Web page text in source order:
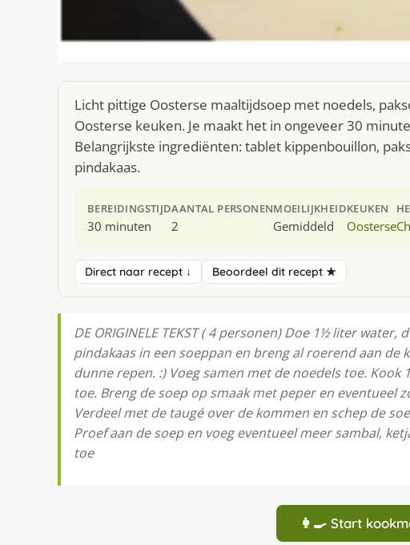
Licht pittige Oosterse maaltijdsoep met noedels,
Oosterse keuken. Je maakt het in ongeveer 30
Belangrijkste ingrediënten: tablet kippenbouillon,
pindakaas.
BEREIDINGSTIJD
30 minuten
AANTAL PERSONEN
2
MOEILIJKHEID
Gemiddeld
KEUKEN
Oosterse
Direct naar recept ↓ Beoordeel dit recept ★
DE ORIGINELE TEKST ( 4 personen) Doe 1½ liter
pindakaas in een soeppan en breng al roerend aan de
dunne repen. :) Voeg samen met de noedels toe. Kook
toe. Breng de soep op smaak met peper en eventueel
Verdeel met de taugé over de kommen en schep de
Proef aan de soep en voeg eventueel meer sambal,
toe
👩‍🍳 Start